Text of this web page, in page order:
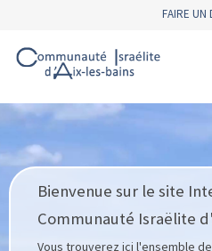
FAIRE UN
Bienvenue sur le site
Communauté Israëlite
Vous trouverez ici l'ensemble